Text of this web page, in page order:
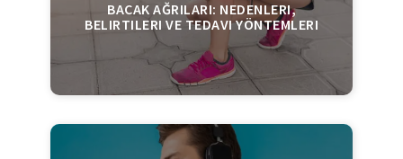
BACAK AĞRILARI: NEDENLERI,
BELIRTILERI VE TEDAVI YÖNTEMLERI